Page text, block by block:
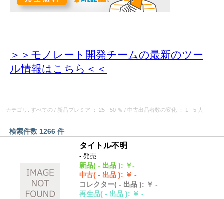
＞＞モノレート開発チームの最新のツー
ル情報はこちら＜＜
カテゴリ: すべての / 新品プレミア ： 25 - 50 ％ / 中古出品者数の変化 ： 1 - 5 人
検索件数 1266 件
タイトル不明
- 発売
新品( - 出品 ): ￥-
中古( - 出品 ): ￥ -
コレクター( - 出品 ): ￥ -
再生品( - 出品 ): ￥ -